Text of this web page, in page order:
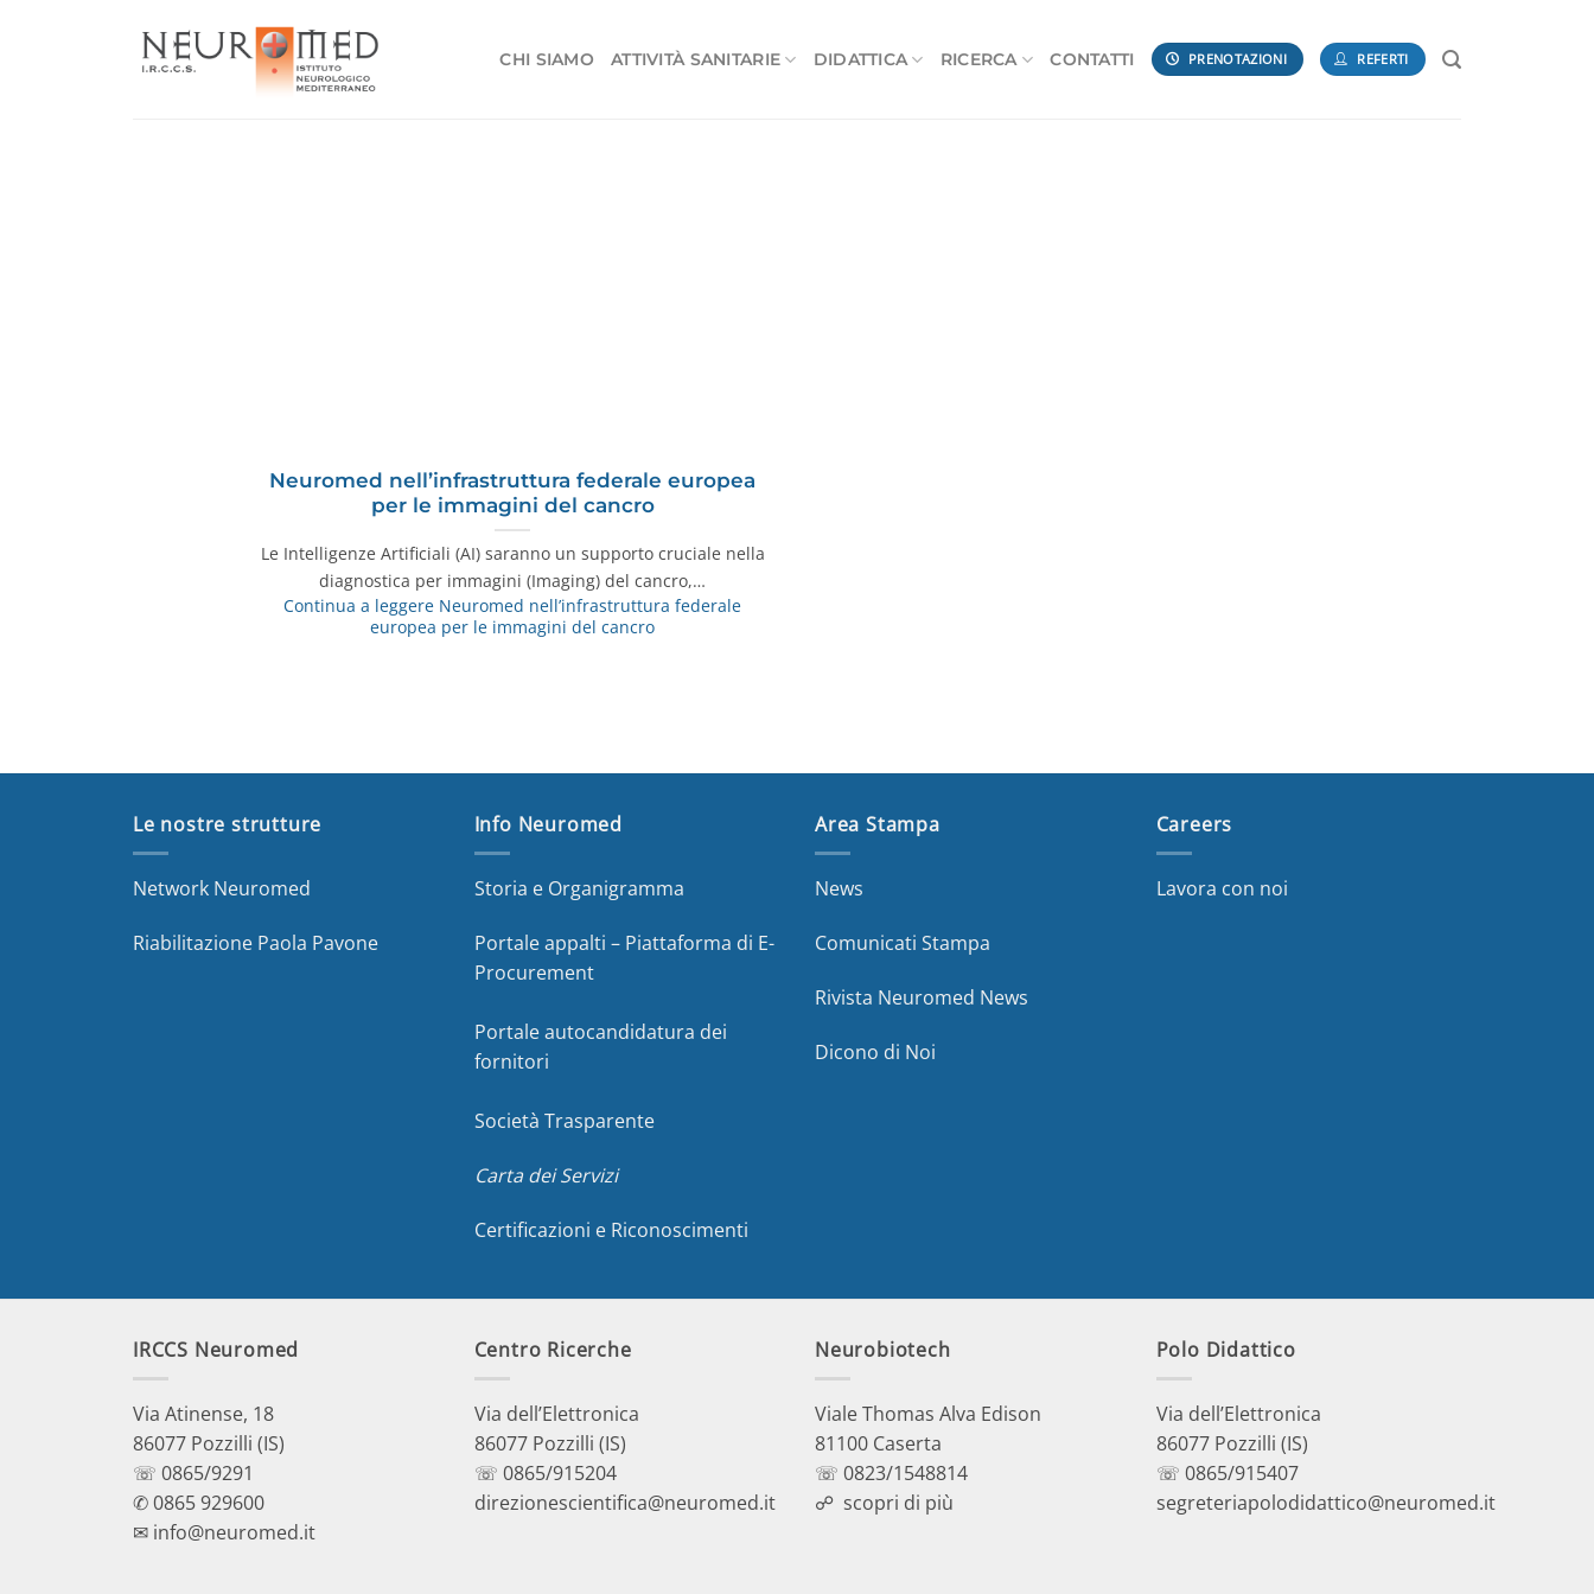
CHI SIAMO ATTIVITÀ SANITARIE DIDATTICA RICERCA CONTATTI PRENOTAZIONI REFERTI
Neuromed nell’infrastruttura federale europea
per le immagini del cancro
Le Intelligenze Artificiali (AI) saranno un supporto cruciale nella
diagnostica per immagini (Imaging) del cancro,…
Continua a leggere Neuromed nell’infrastruttura federale
europea per le immagini del cancro
Le nostre strutture
Network Neuromed
Riabilitazione Paola Pavone
Info Neuromed
Storia e Organigramma
Portale appalti – Piattaforma di E-
Procurement
Portale autocandidatura dei
fornitori
Società Trasparente
Carta dei Servizi
Certificazioni e Riconoscimenti
Area Stampa
News
Comunicati Stampa
Rivista Neuromed News
Dicono di Noi
Careers
Lavora con noi
IRCCS Neuromed
Via Atinense, 18
86077 Pozzilli (IS)
☏ 0865/9291
✆ 0865 929600
✉ info@neuromed.it
Centro Ricerche
Via dell’Elettronica
86077 Pozzilli (IS)
☏ 0865/915204
direzionescientifica@neuromed.it
Neurobiotech
Viale Thomas Alva Edison
81100 Caserta
☏ 0823/1548814
☍ scopri di più
Polo Didattico
Via dell’Elettronica
86077 Pozzilli (IS)
☏ 0865/915407
segreteriapolodidattico@neuromed.it